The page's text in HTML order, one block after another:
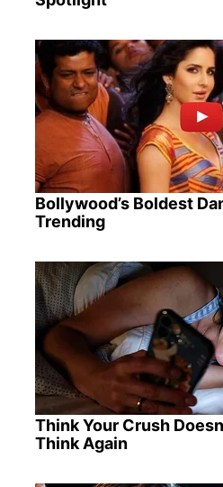
Bollywood’s Boldest
Trending
Think Your Crush
Think Again